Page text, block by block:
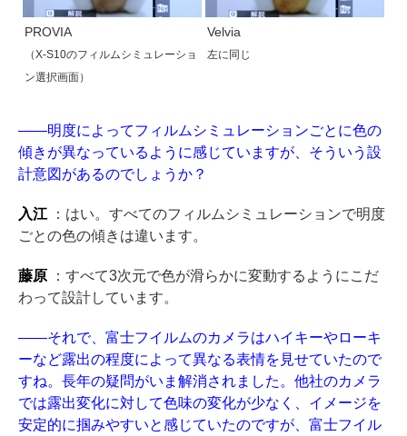
PROVIA
（X-S10のフィルムシミュレーショ
ン選択画面）
Velvia
左に同じ
——明度によってフィルムシミュレーションごとに色の
傾きが異なっているように感じていますが、そういう設
計意図があるのでしょうか？
入江
：はい。すべてのフィルムシミュレーションで明度
ごとの色の傾きは違います。
藤原
：すべて3次元で色が滑らかに変動するようにこだ
わって設計しています。
——それで、富士フイルムのカメラはハイキーやローキ
ーなど露出の程度によって異なる表情を見せていたので
すね。長年の疑問がいま解消されました。他社のカメラ
では露出変化に対して色味の変化が少なく、イメージを
安定的に掴みやすいと感じていたのですが、富士フイル